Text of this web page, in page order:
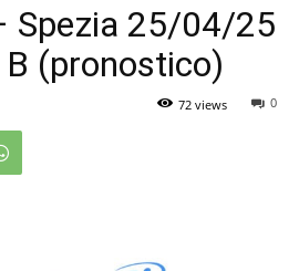
Spezia 25/04/25
(pronostico)
0
72 views